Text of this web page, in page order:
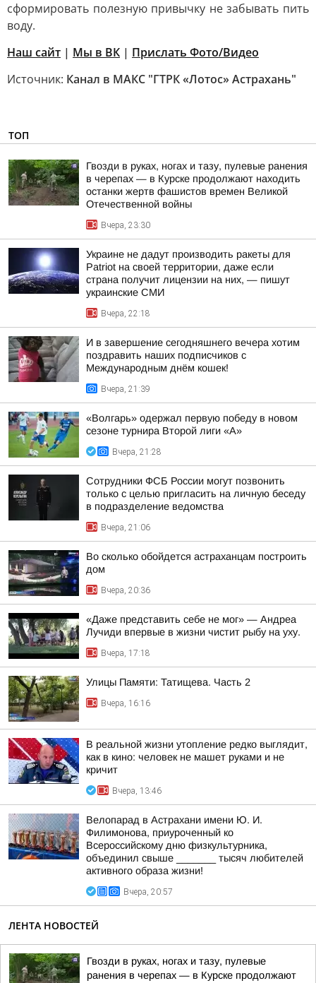
сформировать полезную привычку не забывать пить
воду.
Наш сайт | Мы в ВК | Прислать Фото/Видео
Источник: Канал в МАКС "ГТРК «Лотос» Астрахань"
ТОП
Гвозди в руках, ногах и тазу, пулевые ранения
в черепах — в Курске продолжают находить
останки жертв фашистов времен Великой
Отечественной войны
Вчера, 23:30
Украине не дадут производить ракеты для
Patriot на своей территории, даже если
страна получит лицензии на них, — пишут
украинские СМИ
Вчера, 22:18
И в завершение сегодняшнего вечера хотим
поздравить наших подписчиков с
Международным днём кошек!
Вчера, 21:39
«Волгарь» одержал первую победу в новом
сезоне турнира Второй лиги «А»
Вчера, 21:28
Сотрудники ФСБ России могут позвонить
только с целью пригласить на личную беседу
в подразделение ведомства
Вчера, 21:06
Во сколько обойдется астраханцам построить
дом
Вчера, 20:36
«Даже представить себе не мог» — Андреа
Лучиди впервые в жизни чистит рыбу на уху.
Вчера, 17:18
Улицы Памяти: Татищева. Часть 2
Вчера, 16:16
В реальной жизни утопление редко выглядит,
как в кино: человек не машет руками и не
кричит
Вчера, 13:46
Велопарад в Астрахани имени Ю. И.
Филимонова, приуроченный ко
Всероссийскому дню физкультурника,
объединил свыше _______ тысяч любителей
активного образа жизни!
Вчера, 20:57
ЛЕНТА НОВОСТЕЙ
Гвозди в руках, ногах и тазу, пулевые
ранения в черепах — в Курске продолжают